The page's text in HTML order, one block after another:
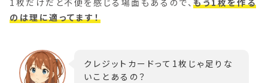
1枚だけだと不便を感じる場面もあるので、もう1枚を作る
のは理に適ってます！
クレジットカードって1枚じゃ足りな
いことあるの？